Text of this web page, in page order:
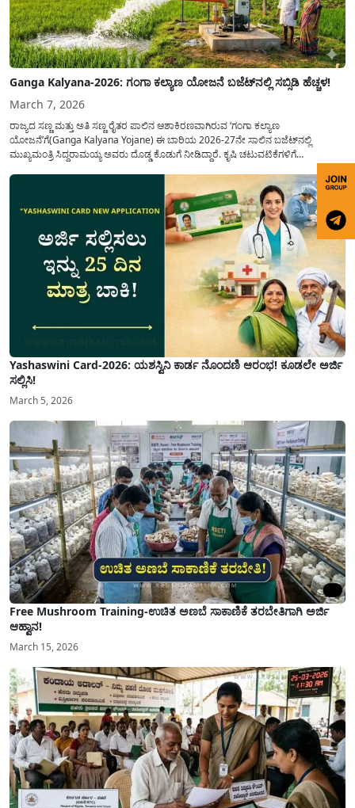
Ganga Kalyana-2026: ಗಂಗಾ ಕಲ್ಯಾಣ ಯೋಜನೆ ಬಜೆಟ್‌ನಲ್ಲಿ ಸಬ್ಸಿಡಿ ಹೆಚ್ಚಳ!
March 7, 2026
ರಾಜ್ಯದ ಸಣ್ಣ ಮತ್ತು ಅತಿ ಸಣ್ಣ ರೈತರ ಪಾಲಿನ ಆಶಾಕಿರಣವಾಗಿರುವ ‘ಗಂಗಾ ಕಲ್ಯಾಣ
ಯೋಜನೆ’ಗೆ(Ganga Kalyana Yojane) ಈ ಬಾರಿಯ 2026-27ನೇ ಸಾಲಿನ ಬಜೆಟ್‌ನಲ್ಲಿ
ಮುಖ್ಯಮಂತ್ರಿ ಸಿದ್ದರಾಮಯ್ಯ ಅವರು ದೊಡ್ಡ ಕೊಡುಗೆ ನೀಡಿದ್ದಾರೆ. ಕೃಷಿ ಚಟುವಟಿಕೆಗಳಿಗೆ
ಸಮುದಾಯದ ಮುಖದಲ್ಲಿ ಮಂದಹಾಸ ಮೂಡಿಸಿದ್ದಾರೆ. ವಿಶೇಷವಾಗಿ...
Yashaswini Card-2026: ಯಶಸ್ವಿನಿ ಕಾರ್ಡ ನೊಂದಣಿ ಆರಂಭ! ಕೂಡಲೇ ಅರ್ಜಿ
ಸಲ್ಲಿಸಿ!
March 5, 2026
Free Mushroom Training-ಉಚಿತ ಅಣಬೆ ಸಾಕಾಣಿಕೆ ತರಬೇತಿಗಾಗಿ ಅರ್ಜಿ
ಆಹ್ವಾನ!
March 15, 2026